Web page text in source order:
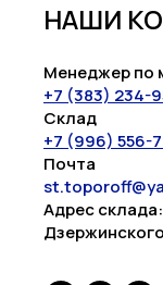
НАШИ
Менеджер по
+7 (383) 234-
Склад
+7 (996) 556-
Почта
Адрес